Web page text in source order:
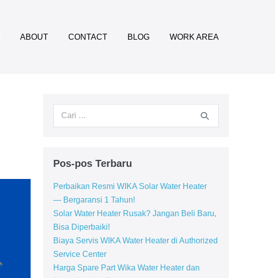
ABOUT CONTACT BLOG WORK AREA
Pencarian
Pos-pos Terbaru
Perbaikan Resmi WIKA Solar Water Heater
— Bergaransi 1 Tahun!
Solar Water Heater Rusak? Jangan Beli Baru,
Bisa Diperbaiki!
Biaya Servis WIKA Water Heater di Authorized
Service Center
Harga Spare Part Wika Water Heater dan